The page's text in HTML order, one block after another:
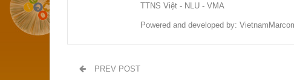
TTNS Việt - NLU - VMA
Powered and developed by:
PREV POST